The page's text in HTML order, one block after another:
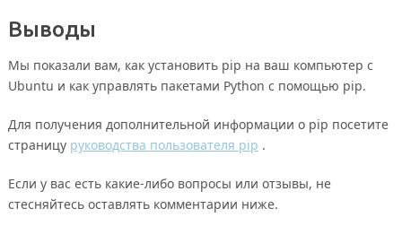
Выводы
Мы показали вам, как установить pip на ваш компьютер с
Ubuntu и как управлять пакетами Python с помощью pip.
Для получения дополнительной информации о pip посетите
страницу руководства пользователя pip .
Если у вас есть какие-либо вопросы или отзывы, не
стесняйтесь оставлять комментарии ниже.